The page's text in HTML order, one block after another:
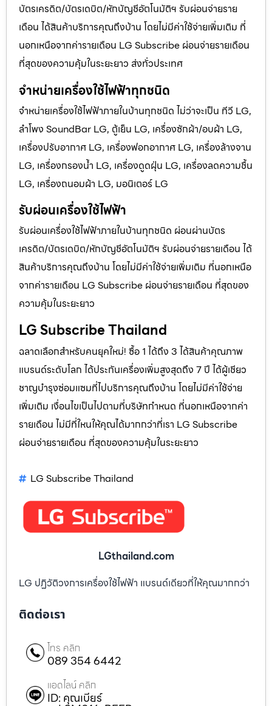
บัตรเครดิต/บัตรเดบิต/หักบัญชีอัตโนมัติฯ รับผ่อนจ่ายราย
เดือน ได้สินค้าบริการคุณถึงบ้าน โดยไม่มีค่าใช้จ่ายเพิ่มเติม ที่
นอกเหนือจากค่ารายเดือน LG Subscribe ผ่อนจ่ายรายเดือน
ที่สุดของความคุ้มในระยะยาว ส่งทั่วประเทศ
จำหน่ายเครื่องใช้ไฟฟ้าทุกชนิด
จำหน่ายเครื่องใช้ไฟฟ้าภายในบ้านทุกชนิด ไม่ว่าจะเป็น ทีวี LG,
ลำโพง SoundBar LG, ตู้เย็น LG, เครื่องซักผ้า/อบผ้า LG,
เครื่องปรับอากาศ LG, เครื่องฟอกอากาศ LG, เครื่องล้างจาน
LG, เครื่องกรองน้ำ LG, เครื่องดูดฝุ่น LG, เครื่องลดความชื้น
LG, เครื่องถนอมผ้า LG, มอนิเตอร์ LG
รับผ่อนเครื่องใช้ไฟฟ้า
รับผ่อนเครื่องใช้ไฟฟ้าภายในบ้านทุกชนิด ผ่อนผ่านบัตร
เครดิต/บัตรเดบิต/หักบัญชีอัตโนมัติฯ รับผ่อนจ่ายรายเดือน ได้
สินค้าบริการคุณถึงบ้าน โดยไม่มีค่าใช้จ่ายเพิ่มเติม ที่นอกเหนือ
จากค่ารายเดือน LG Subscribe ผ่อนจ่ายรายเดือน ที่สุดของ
ความคุ้มในระยะยาว
LG Subscribe Thailand
ฉลาดเลือกสำหรับคนยุคใหม่! ซื้อ 1 ได้ถึง 3 ได้สินค้าคุณภาพ
แบรนด์ระดับโลก ได้ประกันเครื่องเพิ่มสูงสุดถึง 7 ปี ได้ผู้เชียว
ชาญบำรุงซ่อมแซมที่ไปบริการคุณถึงบ้าน โดยไม่มีค่าใช้จ่าย
เพิ่มเติม เงื่อนไขเป็นไปตามที่บริษัทกำหนด ที่นอกเหนือจากค่า
รายเดือน ไม่มีที่ใหนให้คุณได้มากกว่าที่เรา LG Subscribe
ผ่อนจ่ายรายเดือน ที่สุดของความคุ้มในระยะยาว
LG Subscribe Thailand
LGthailand.com
LG ปฏิวัติวงการเครื่องใช้ไฟฟ้า แบรนด์เดียวที่ให้คุณมากกว่า
ติดต่อเรา
โทร คลิก
089 354 6442
แอดไลน์ คลิก
ID: คุณเบียร์